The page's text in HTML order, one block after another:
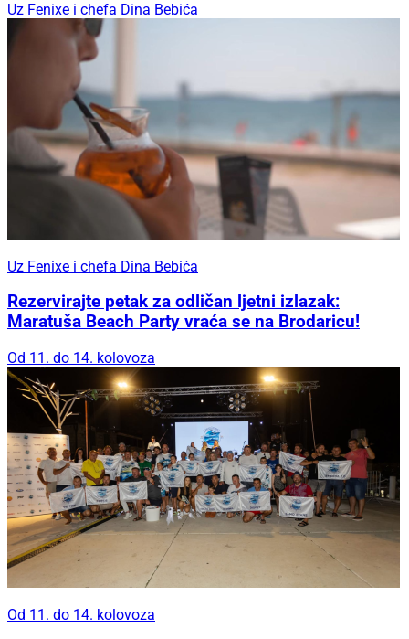
Uz Fenixe i chefa Dina Bebića
Uz Fenixe i chefa Dina Bebića
Rezervirajte petak za odličan ljetni izlazak:
Maratuša Beach Party vraća se na Brodaricu!
Od 11. do 14. kolovoza
Od 11. do 14. kolovoza